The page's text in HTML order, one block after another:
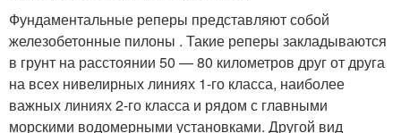
Фундаментальные реперы представляют собой
железобетонные пилоны . Такие реперы закладываются
в грунт на расстоянии 50 — 80 километров друг от друга
на всех нивелирных линиях 1-го класса, наиболее
важных линиях 2-го класса и рядом с главными
морскими водомерными установками. Другой вид